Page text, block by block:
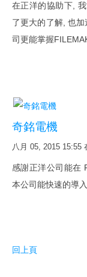
新影片
FileMaker Go
次要版本已解決的
FileMaker Pro 規
FileMaker 新線
購買 SSL 加密服務
在正洋的協助下,
了更大的了解, 也
司更能掌握
奇銘電機
八月 05, 2015 15:55
感謝正洋公司能在
本公司能快速的導
回上頁